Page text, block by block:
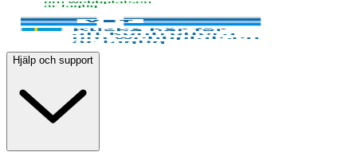
Hjälp och support